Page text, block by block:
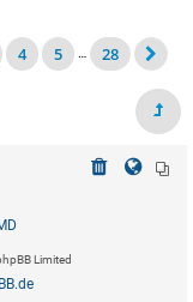
4 5 … 28
Limited